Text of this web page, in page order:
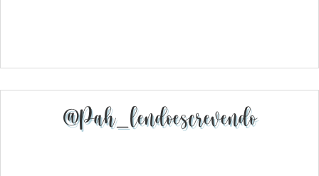
@pah_lendoescrevendo